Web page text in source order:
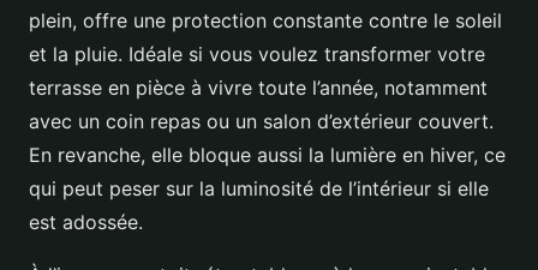
plein, offre une protection constante contre le soleil
et la pluie. Idéale si vous voulez transformer votre
terrasse en pièce à vivre toute l’année, notamment
avec un coin repas ou un salon d’extérieur couvert.
En revanche, elle bloque aussi la lumière en hiver, ce
qui peut peser sur la luminosité de l’intérieur si elle
est adossée.